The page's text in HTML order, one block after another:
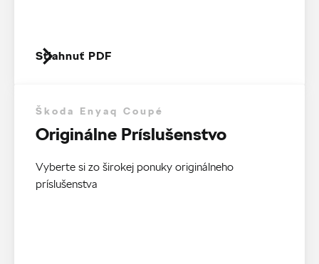
Stiahnuť PDF
Škoda Enyaq Coupé
Originálne Príslušenstvo
Vyberte si zo širokej ponuky originálneho
príslušenstva